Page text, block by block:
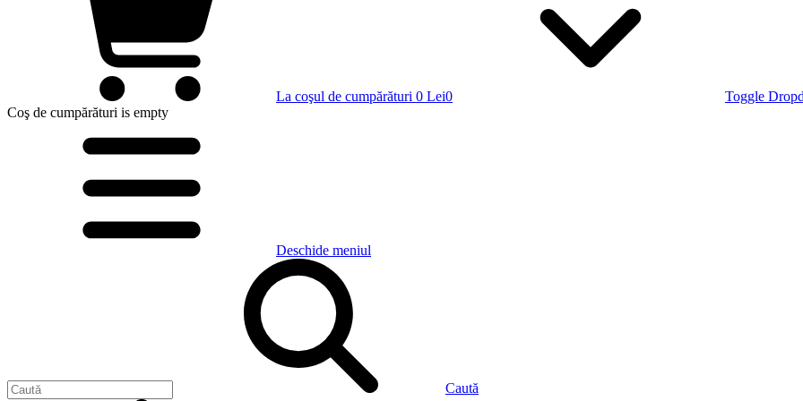
La coşul de cumpărături 0 Lei0
Toggle
Coş de cumpărături is empty
Deschide meniul
Caută